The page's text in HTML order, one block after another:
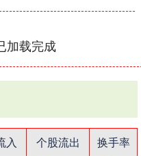
加载完成
入 个股流出
换手率